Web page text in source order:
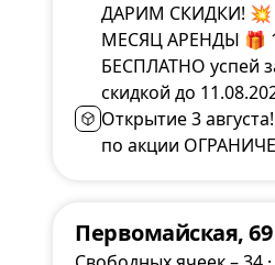
ДАРИМ СКИДКИ! 💥
МЕСЯЦ АРЕНДЫ 🎁
БЕСПЛАТНО успей
скидкой до
Открытие 3
по акции
Первомайская, 69